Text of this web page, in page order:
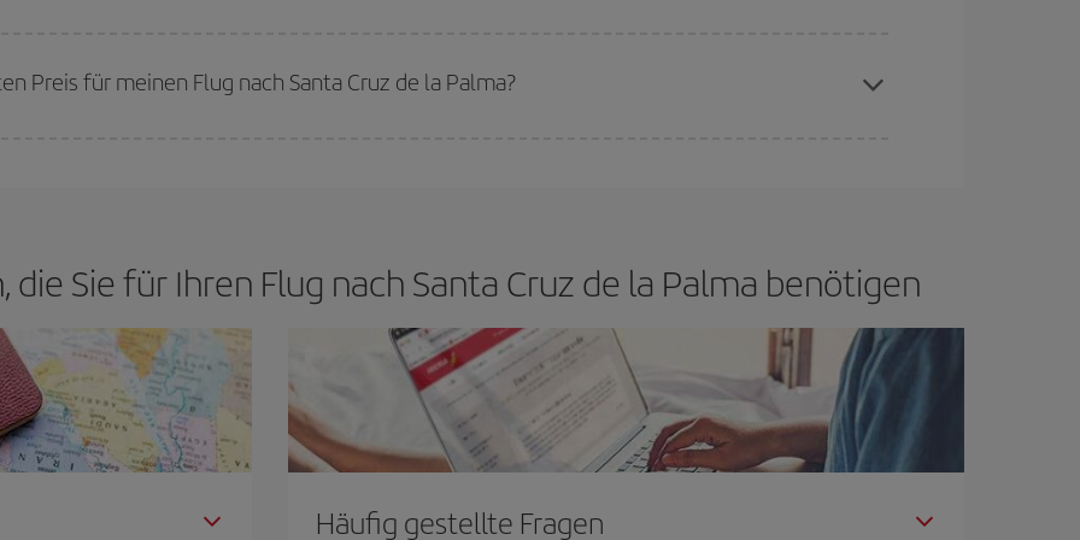
sind. Deshalb ist es von
grundlegender Bedeutung,frühzeitig zu buchen, um
Preis für meinen Flug nach Santa Cruz de la Palma?
Sie für Ihren Flug nach Santa Cruz de la Palma benötigen
Häufig gestellte Fragen